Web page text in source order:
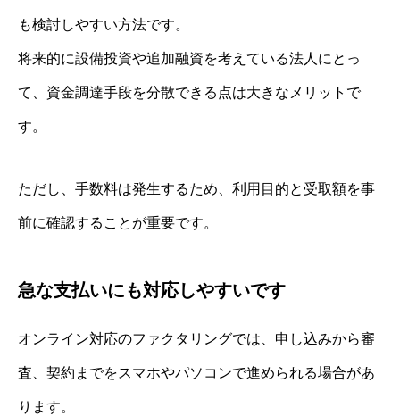
も検討しやすい方法です。
将来的に設備投資や追加融資を考えている法人にとっ
て、資金調達手段を分散できる点は大きなメリットで
す。
ただし、手数料は発生するため、利用目的と受取額を事
前に確認することが重要です。
急な支払いにも対応しやすいです
オンライン対応のファクタリングでは、申し込みから審
査、契約までをスマホやパソコンで進められる場合があ
ります。